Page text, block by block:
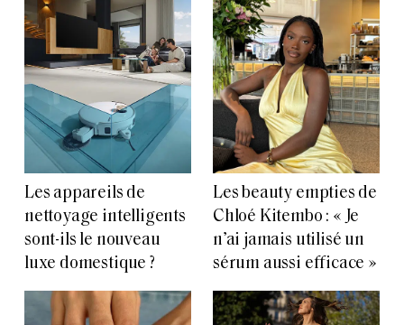
Les appareils de
nettoyage intelligents
sont-ils le nouveau
luxe domestique ?
Les beauty empties de
Chloé Kitembo : « Je
n’ai jamais utilisé un
sérum aussi efficace »